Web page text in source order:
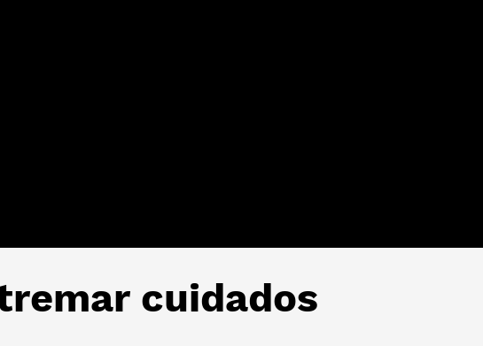
cuidados